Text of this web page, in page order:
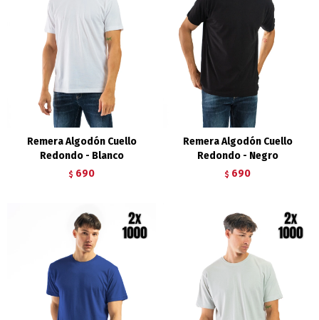
Remera Algodón Cuello
Redondo - Blanco
$ 690
Remera Algodón Cuello
Redondo - Negro
$ 690